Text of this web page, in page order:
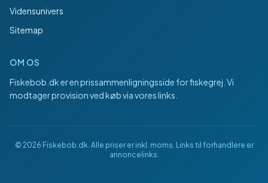
Vidensunivers
Sitemap
OM OS
Fiskebob.dker en prissammenligningsside for fiskegrej. Vi
modtager provision ved køb via vores links.
© 2026 Fiskebob.dk. Alle priser er inkl. moms. Links til forhandlere er
annoncelinks.